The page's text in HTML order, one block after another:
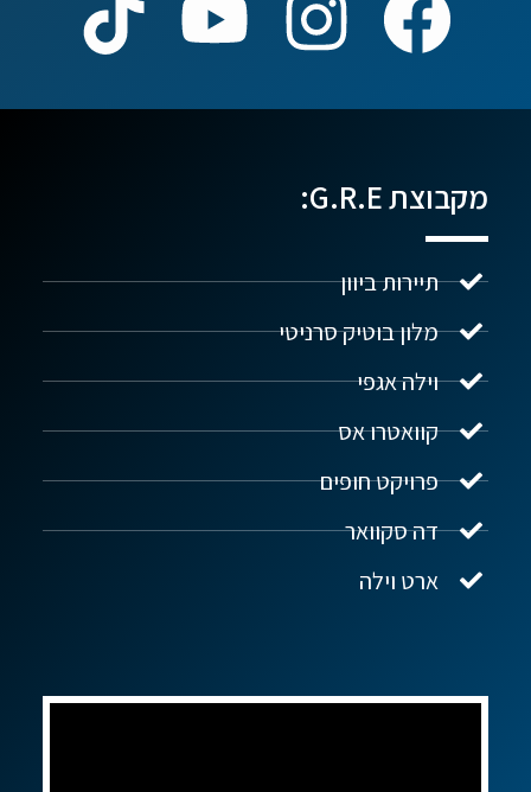
מקבוצת G.R.E:
תיירות ביוון
מלון בוטיק סרניטי
וילה אגפי
קוואטרו אס
פרויקט חופים
דה סקוואר
ארט וילה
נדל"ן ביוון G.R.E
שלום! איך אפשר לעזור?